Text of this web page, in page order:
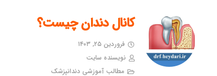
کانال دندان چیست؟
فروردین ۲۵, ۱۴۰۳
نویسنده سایت
مطالب آموزشی دندانپزشک